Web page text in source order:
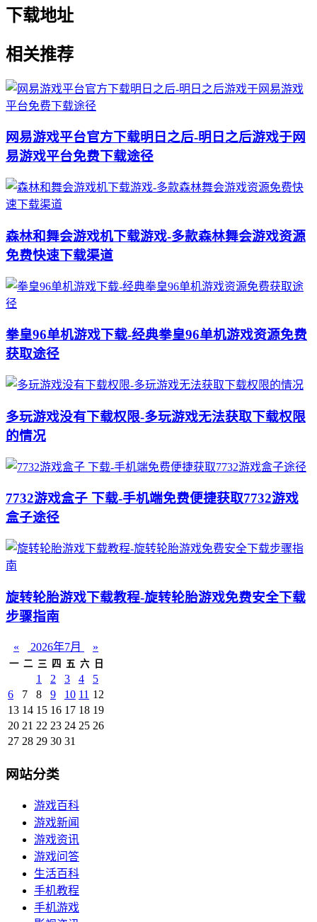
下载地址
相关推荐
网易游戏平台官方下载明日之后-明日之后游戏于网
易游戏平台免费下载途径
森林和舞会游戏机下载游戏-多款森林舞会游戏资源
免费快速下载渠道
拳皇96单机游戏下载-经典拳皇96单机游戏资源免费
获取途径
多玩游戏没有下载权限-多玩游戏无法获取下载权限
的情况
7732游戏盒子 下载-手机端免费便捷获取7732游戏
盒子途径
旋转轮胎游戏下载教程-旋转轮胎游戏免费安全下载
步骤指南
« 2026年7月 »
一 二 三 四 五 六 日
1 2 3 4
5
6
7 8 9 10 11 12
13 14 15 16 17 18 19
20 21 22 23 24 25 26
27 28 29 30 31
网站分类
游戏百科
游戏新闻
游戏资讯
游戏问答
生活百科
手机教程
手机游戏